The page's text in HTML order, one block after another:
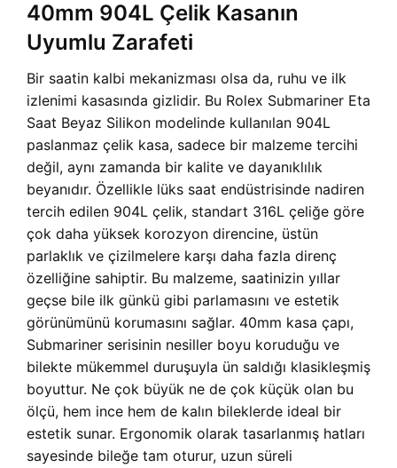
40mm 904L Çelik Kasanın
Uyumlu Zarafeti
Bir saatin kalbi mekanizması olsa da, ruhu ve ilk
izlenimi kasasında gizlidir. Bu Rolex Submariner Eta
Saat Beyaz Silikon modelinde kullanılan 904L
paslanmaz çelik kasa, sadece bir malzeme tercihi
değil, aynı zamanda bir kalite ve dayanıklılık
beyanıdır. Özellikle lüks saat endüstrisinde nadiren
tercih edilen 904L çelik, standart 316L çeliğe göre
çok daha yüksek korozyon direncine, üstün
parlaklık ve çizilmelere karşı daha fazla direnç
özelliğine sahiptir. Bu malzeme, saatinizin yıllar
geçse bile ilk günkü gibi parlamasını ve estetik
görünümünü korumasını sağlar. 40mm kasa çapı,
Submariner serisinin nesiller boyu koruduğu ve
bilekte mükemmel duruşuyla ün saldığı klasikleşmiş
boyuttur. Ne çok büyük ne de çok küçük olan bu
ölçü, hem ince hem de kalın bileklerde ideal bir
estetik sunar. Ergonomik olarak tasarlanmış hatları
sayesinde bileğe tam oturur, uzun süreli